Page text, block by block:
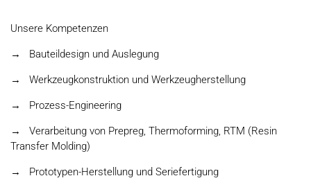
Unsere Kompetenzen
→ Bauteildesign und Auslegung
→ Werkzeugkonstruktion und Werkzeugherstellung
→ Prozess-Engineering
→ Verarbeitung von Prepreg, Thermoforming, RTM (Resin
Transfer Molding)
→ Prototypen-Herstellung und Seriefertigung